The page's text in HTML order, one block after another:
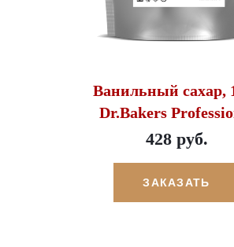
Ванильный сахар,
Dr.Bakers
428 руб.
ЗАКАЗАТЬ